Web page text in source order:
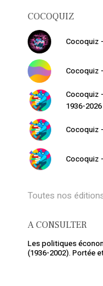
COCOQUIZ
Cocoquiz
Cocoquiz
Cocoquiz
1936-2026
Cocoquiz
Cocoquiz
Toutes nos
A CONSULTER
Les politiques
(1936-2002). Portée